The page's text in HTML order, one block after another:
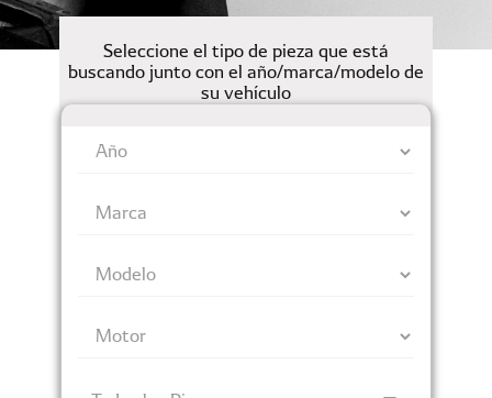
Seleccione el tipo de pieza que está
buscando junto con el año/marca/modelo de
su vehículo